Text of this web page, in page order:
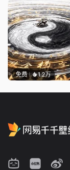
免费 1.2万